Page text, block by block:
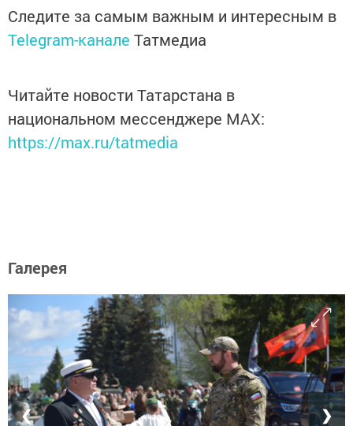
Следите за самым важным и интересным в
Telegram-канале Татмедиа
Читайте новости Татарстана в
национальном мессенджере MАХ:
https://max.ru/tatmedia
Галерея
❮ ❯